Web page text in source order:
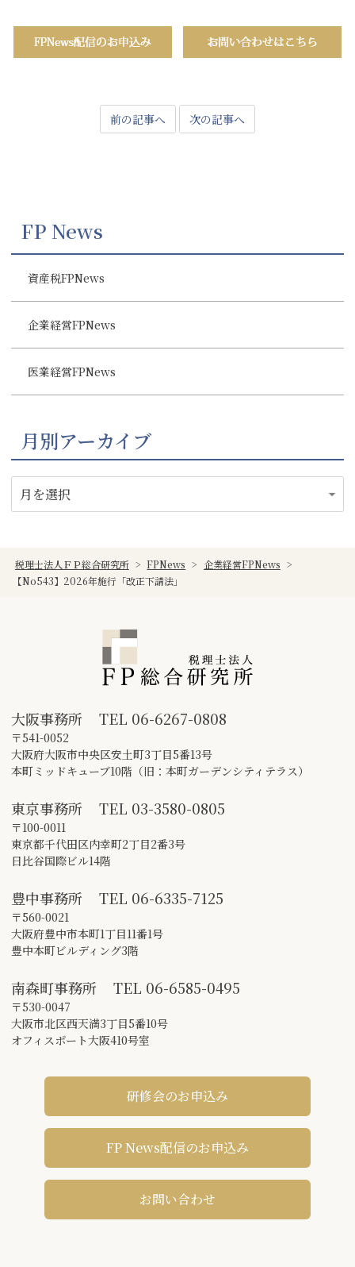
前の記事へ 次の記事へ
FP News
資産税FPNews
企業経営FPNews
医業経営FPNews
月別アーカイブ
税理士法人ＦＰ総合研究所 > FPNews > 企業経営FPNews >
【No543】2026年施行「改正下請法」
大阪事務所 TEL 06-6267-0808
〒541-0052
大阪府大阪市中央区安土町3丁目5番13号
本町ミッドキューブ10階（旧：本町ガーデンシティテラス）
東京事務所 TEL 03-3580-0805
〒100-0011
東京都千代田区内幸町2丁目2番3号
日比谷国際ビル14階
豊中事務所 TEL 06-6335-7125
〒560-0021
大阪府豊中市本町1丁目11番1号
豊中本町ビルディング3階
南森町事務所 TEL 06-6585-0495
〒530-0047
大阪市北区西天満3丁目5番10号
オフィスポート大阪410号室
研修会のお申込み
FP News配信のお申込み
お問い合わせ